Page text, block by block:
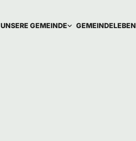
UNSERE GEMEINDE GEMEINDELEBEN